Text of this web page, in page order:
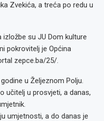
Zvekića, a treća po redu u
su JU Dom kulture
pokrovitelj je Općina
zepce.ba/25/.
u Željeznom Polju.
učitelj u prosvjeti, a danas,
umjetnosti, a do danas je